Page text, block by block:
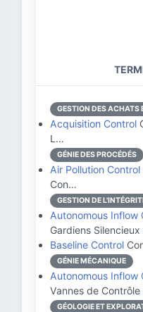
GESTION DES ACHATS
Acquisition Control
L…
GÉNIE DES PROCÉDÉS
Air Pollution Control
Con…
GESTION DE
Autonomous Inflow
Gardiens
Baseline Control
GÉNIE MÉCANIQUE
Autonomous Inflow
Vannes de
GÉOLOGIE ET